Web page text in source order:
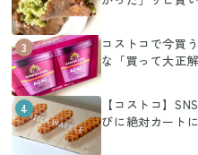
3
コストコで今買
な「買って大正
4
【コストコ】
びに絶対カート